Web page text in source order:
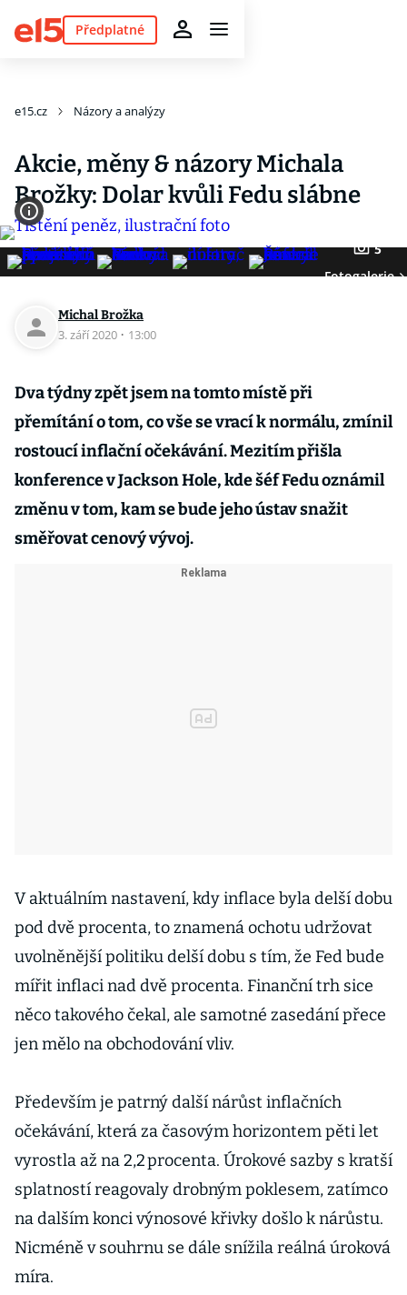
Předplatné
e15.cz Názory a analýzy
Akcie, měny & názory Michala
Brožky: Dolar kvůli Fedu slábne
5
Fotogalerie
Michal Brožka
3. září 2020 · 13:00
Dva týdny zpět jsem na tomto místě při
přemítání o tom, co vše se vrací k normálu, zmínil
rostoucí inflační očekávání. Mezitím přišla
konference v Jackson Hole, kde šéf Fedu oznámil
změnu v tom, kam se bude jeho ústav snažit
směřovat cenový vývoj.
V aktuálním nastavení, kdy inflace byla delší dobu
pod dvě procenta, to znamená ochotu udržovat
uvolněnější politiku delší dobu s tím, že Fed bude
mířit inflaci nad dvě procenta. Finanční trh sice
něco takového čekal, ale samotné zasedání přece
jen mělo na obchodování vliv.
Především je patrný další nárůst inflačních
očekávání, která za časovým horizontem pěti let
vyrostla až na 2,2 procenta. Úrokové sazby s kratší
splatností reagovaly drobným poklesem, zatímco
na dalším konci výnosové křivky došlo k nárůstu.
Nicméně v souhrnu se dále snížila reálná úroková
míra.